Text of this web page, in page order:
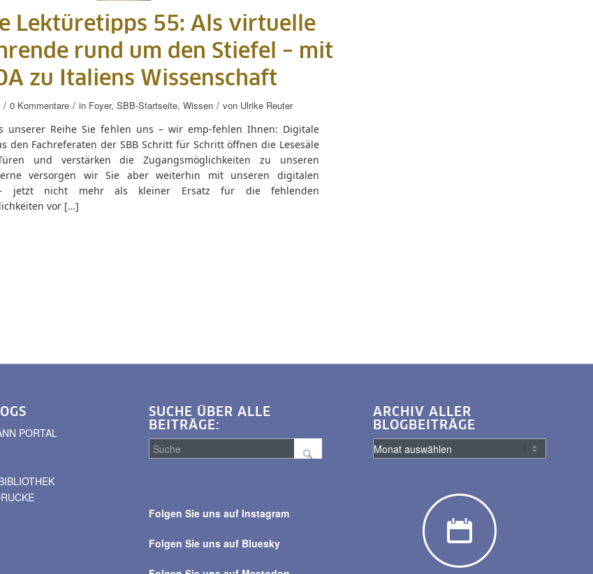
Lektüretipps 55: Als virtuelle
rund um den Stiefel – mit
zu Italiens Wissenschaft
/ 0 Kommentare / in Foyer, SBB-Startseite, Wissen / von Ulrike Reuter
unserer Reihe Sie fehlen uns – wir emp-fehlen Ihnen: Digitale
den Fachreferaten der SBB Schritt für Schritt öffnen die Lesesäle
und verstärken die Zugangsmöglichkeiten zu unseren
versorgen wir Sie aber weiterhin mit unseren digitalen
– jetzt nicht mehr als kleiner Ersatz für die fehlenden
vor […]
PORTAL
SUCHE ÜBER ALLE
BEITRÄGE:
alle
Folgen Sie uns auf Instagram
Folgen Sie uns auf Bluesky
ARCHIV ALLER
BLOGBEITRÄGE